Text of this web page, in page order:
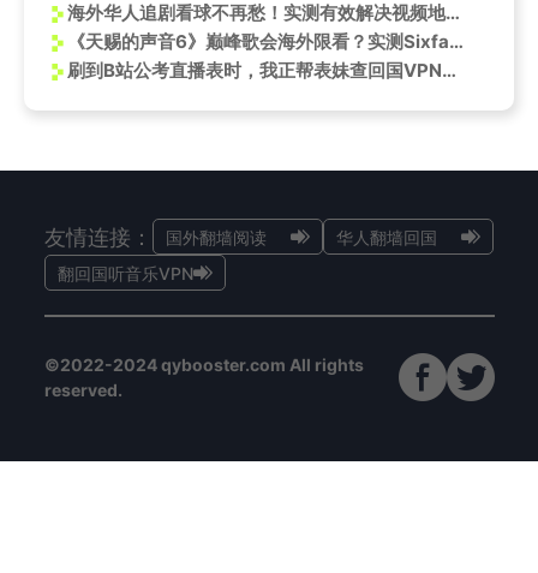
海外华人追剧看球不再愁！实测有效解决视频地区限制的实用技巧
《天赐的声音6》巅峰歌会海外限看？实测Sixfast一键解锁爱奇艺！
刷到B站公考直播表时，我正帮表妹查回国VPN——她盯着屏幕说：姐，要是备考也能一键加速就好了
友情连接： 国外翻墙阅读
华人翻墙回国
翻回国听音乐VPN
©2022-2024 qybooster.com All rights
reserved.